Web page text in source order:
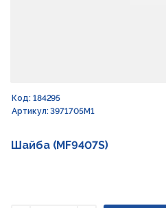
Код: 184295
Артикул: 3971705M1
Шайба (MF9407S)